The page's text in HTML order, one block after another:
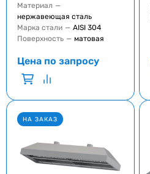
Материал —
нержавеющая сталь
Марка стали — AISI 304
Поверхность — матовая
Цена по запросу
НА ЗАКАЗ